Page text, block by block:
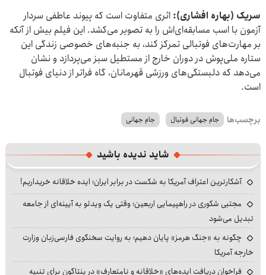
سریک (بهاره افشاری): اثری متفاوت است که پیوند عاطفی سردار
آزمون با اسب مسابقه‌ای‌اش را به تصویر می‌کشد. این فیلم بیش از آنکه
بر مهارت‌های فوتبالی تمرکز کند، به جنبه‌های خصوصی زندگی این
ستاره ملی‌پوش در دوران خارج از مستطیل سبز می‌پردازد و نشان
می‌دهد که دلبستگی‌های ورزشی قهرمانان، گاه فراتر از دنیای فوتبال
است.
برچسب‌ها جام جهانی فوتبال جام جهانی
شاید ندیده باشید
آشکارترین اعتراف آمریکا به شکست در برابر ایران؛ ایده خلاقانه خریداریم!
مجتبی شکوری در راهپیمایی اربعین؛ وقتی یک ویدئو به آیینه‌ای از جامعه
تبدیل می‌شود
چگونه به «جنگ هرمز» پایان دهیم؛ به روایت سخنگوی فارسی‌زبان وزارت
خارجه آمریکا
فراخوان دریافت ایده‌های «خلاقانه و نامتعارف» در پنتاگون برای تنبیه